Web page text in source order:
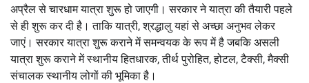
अप्रैल से चारधाम यात्रा शुरू हो जाएगी। सरकार ने यात्रा की तैयारी पहले
से ही शुरू कर दी है। ताकि यात्री, श्रद्धालु यहां से अच्छा अनुभव लेकर
जाएं। सरकार यात्रा शुरू कराने में समन्वयक के रूप में है जबकि असली
यात्रा शुरू कराने में स्थानीय हितधारक, तीर्थ पुरोहित, होटल, टैक्सी, मैक्सी
संचालक स्थानीय लोगों की भूमिका है।